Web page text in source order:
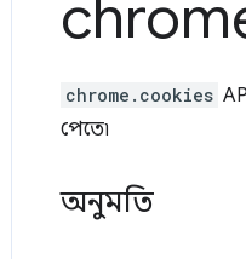
chrome.cookies
পেতে৷
অনুমতি